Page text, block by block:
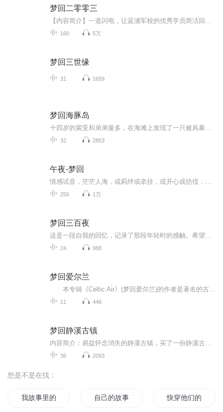
梦回二零零三
160 5万
梦回三世缘
31 1659
梦回海豚岛
32 2853
午夜-梦回
255 1万
梦回三百夜
24 988
梦回爱尔兰
11 446
梦回静溪古镇
36 2093
您是不是在找：
我故事里的你 自己的故事 快穿他们的故事